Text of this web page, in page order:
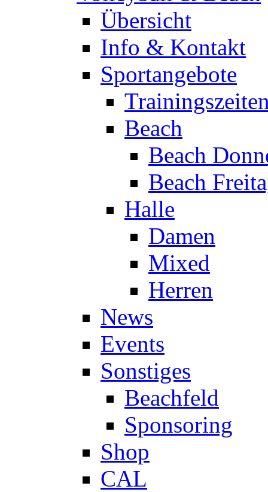
Übersicht
Info & Kontakt
Sportangebote
Beach
Beach
Beach
Halle
Damen
Mixed
Herren
News
Events
Sonstiges
Beachfeld
Sponsoring
Shop
CAL